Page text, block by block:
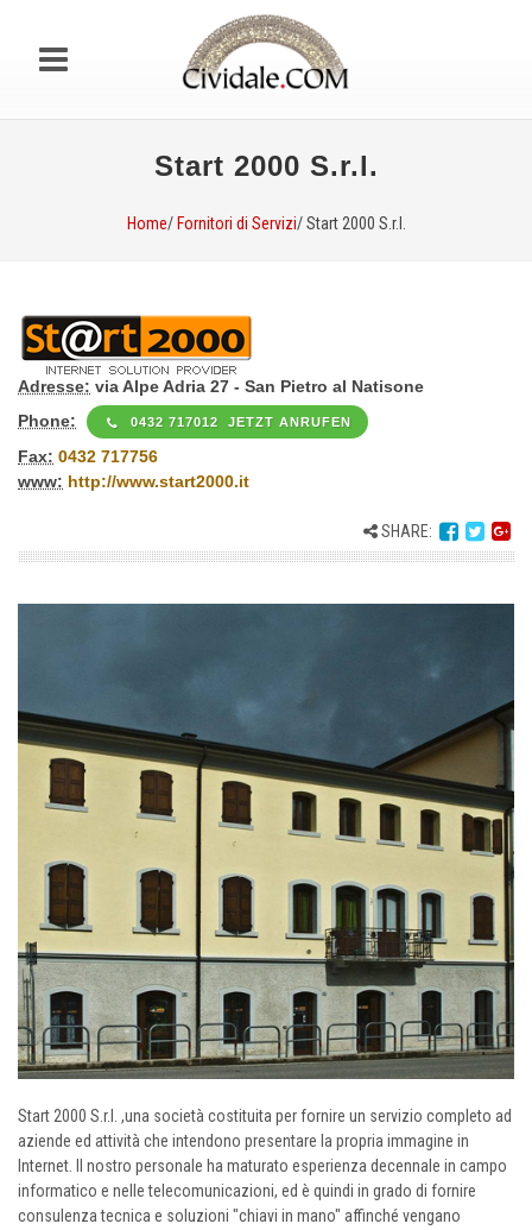
Start 2000 S.r.l.
Home/ Fornitori di Servizi/ Start 2000 S.r.l.
Adresse: via Alpe Adria 27 - San Pietro al Natisone
Phone:
0432 717012 JETZT ANRUFEN
Fax: 0432 717756
www: http://www.start2000.it
SHARE:
Start 2000 S.r.l. ,una società costituita per fornire un servizio completo ad
aziende ed attività che intendono presentare la propria immagine in
Internet. Il nostro personale ha maturato esperienza decennale in campo
informatico e nelle telecomunicazioni, ed è quindi in grado di fornire
consulenza tecnica e soluzioni "chiavi in mano" affinché vengano